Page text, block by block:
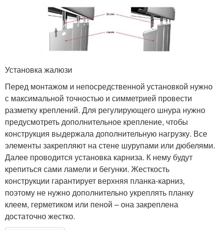
Установка жалюзи
Перед монтажом и непосредственной установкой нужно
с максимальной точностью и симметрией провести
разметку креплений. Для регулирующего шнура нужно
предусмотреть дополнительное крепление, чтобы
конструкция выдержала дополнительную нагрузку. Все
элементы закрепляют на стене шурупами или дюбелями.
Далее проводится установка карниза. К нему будут
крепиться сами ламели и бегунки. Жесткость
конструкции гарантирует верхняя планка-карниз,
поэтому не нужно дополнительно укреплять планку
клеем, герметиком или пеной – она закреплена
достаточно жестко.